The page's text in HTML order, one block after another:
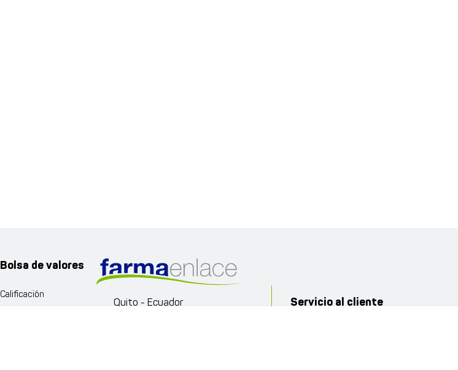
Bolsa de valores
Calificación
Quito - Ecuador Servicio al cliente